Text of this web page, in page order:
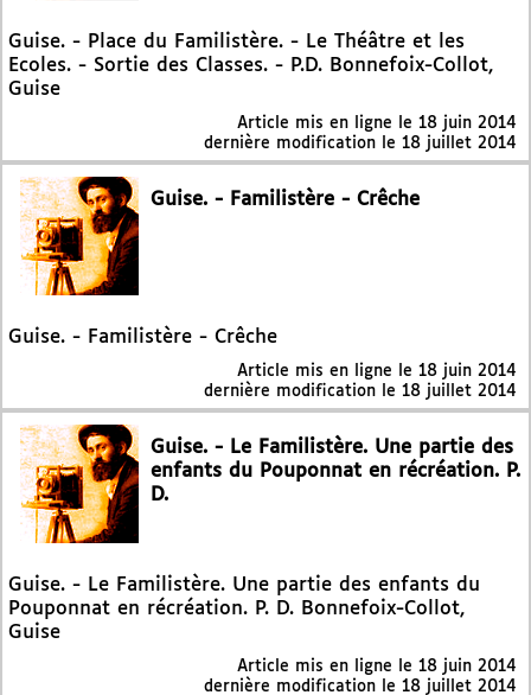
Guise. - Place du Familistère. - Le Théâtre et les
Ecoles. - Sortie des Classes. - P.D. Bonnefoix-Collot,
Guise
Article mis en ligne le 18 juin 2014
dernière modification le 18 juillet 2014
Guise. - Familistère - Crêche
Guise. - Familistère - Crêche
Article mis en ligne le 18 juin 2014
dernière modification le 18 juillet 2014
Guise. - Le Familistère. Une partie des
enfants du Pouponnat en récréation. P.
D.
Guise. - Le Familistère. Une partie des enfants du
Pouponnat en récréation. P. D. Bonnefoix-Collot,
Guise
Article mis en ligne le 18 juin 2014
dernière modification le 18 juillet 2014